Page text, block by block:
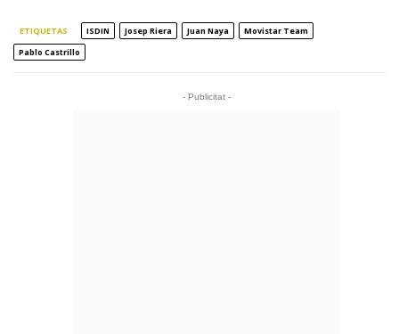
ETIQUETAS ISDIN Josep Riera Juan Naya
Movistar Team
Pablo Castrillo
- Publicitat -